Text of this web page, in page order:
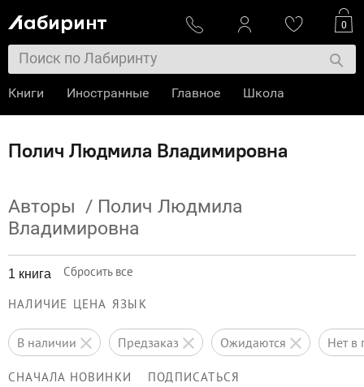
Полич Людмила Владимировна
Авторы / Полич Людмила
Владимировна
1 книга Сбросить все
НАЛИЧИЕ ЦЕНА ЯЗЫК
в наличии предзаказ ожидаются нет
СНАЧАЛА НОВИНКИ ПОДПИСАТЬСЯ
0
Книги Иностранные Главное Школа